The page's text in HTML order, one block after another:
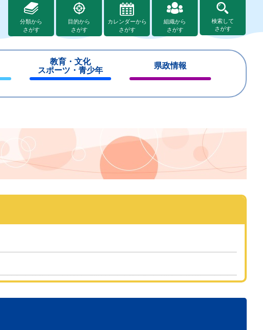
分類から
さがす
目的から
さがす
カレンダーから
さがす
組織から
さがす
検索して
さがす
教育・文化
スポーツ・青少年
じ
県政情報
じ